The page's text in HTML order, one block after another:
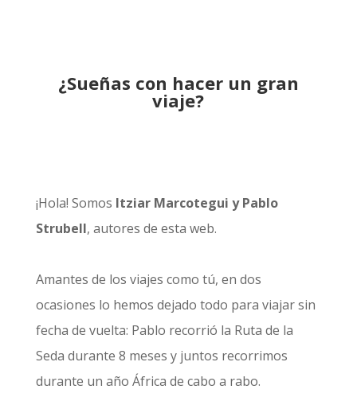
¿Sueñas con hacer un gran
viaje?
¡Hola! Somos Itziar Marcotegui y Pablo
Strubell, autores de esta web.
Amantes de los viajes como tú, en dos
ocasiones lo hemos dejado todo para viajar sin
fecha de vuelta: Pablo recorrió la Ruta de la
Seda durante 8 meses y juntos recorrimos
durante un año África de cabo a rabo.